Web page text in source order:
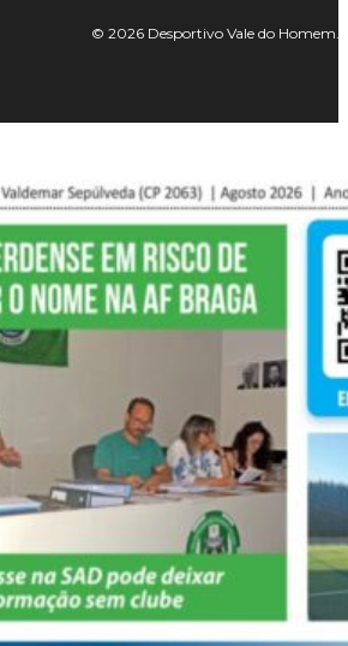
© 2026 Desportivo Vale do Homem.